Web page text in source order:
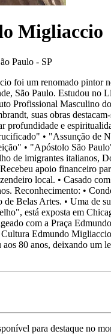
Migliaccio
Paulo - SP
foi um renomado pintor
São Paulo. Estudou no
Profissional Masculino
suas obras
profundidade e
• "Assunção de
• "Apóstolo São
de imigrantes italianos,
apoio financeiro
local. • Casado
Reconhecimento: •
de Belas Artes. • Uma de
está exposta em
com a Praça
Cultura Edmundo
80 anos, deixando um
para destaque no